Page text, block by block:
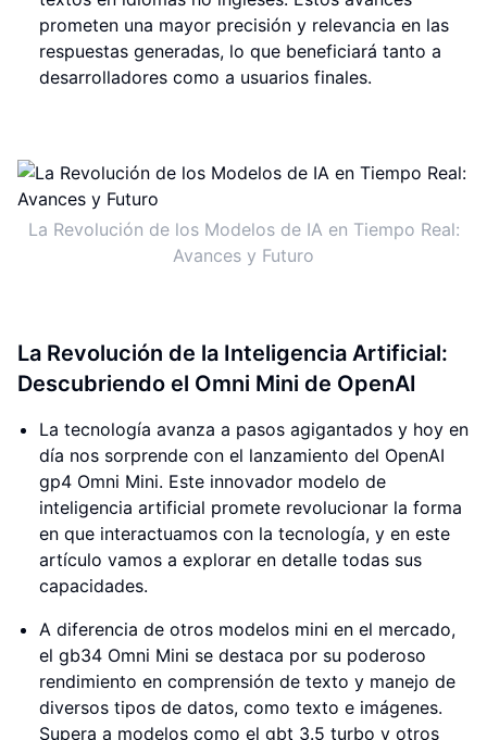
prometen una mayor precisión y relevancia en las
respuestas generadas, lo que beneficiará tanto a
desarrolladores como a usuarios finales.
La Revolución de los Modelos de IA en Tiempo Real:
Avances y Futuro
La Revolución de la Inteligencia Artificial:
Descubriendo el Omni Mini de OpenAI
La tecnología avanza a pasos agigantados y hoy en
día nos sorprende con el lanzamiento del OpenAI
gp4 Omni Mini. Este innovador modelo de
inteligencia artificial promete revolucionar la forma
en que interactuamos con la tecnología, y en este
artículo vamos a explorar en detalle todas sus
capacidades.
A diferencia de otros modelos mini en el mercado,
el gb34 Omni Mini se destaca por su poderoso
rendimiento en comprensión de texto y manejo de
diversos tipos de datos, como texto e imágenes.
Supera a modelos como el gbt 3.5 turbo y otros